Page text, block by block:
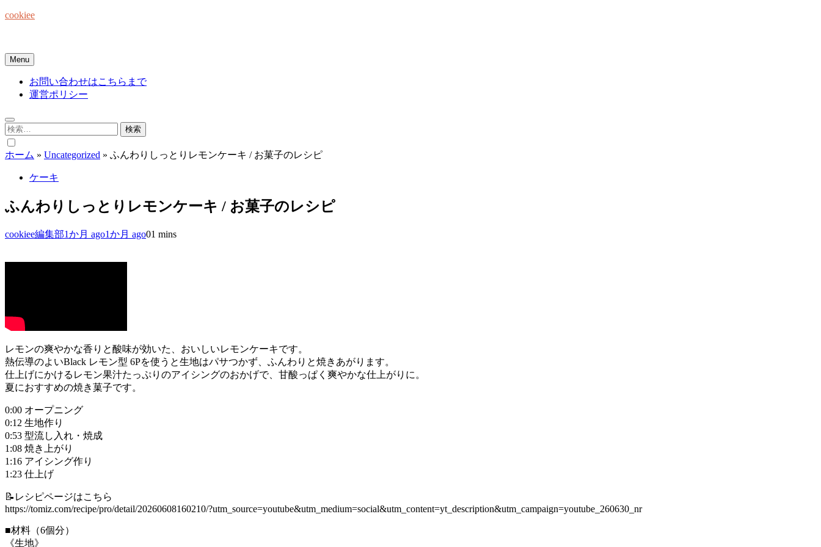
Skip
cookiee
Menu
お問い合わせはこちらまで
運営ポリシー
検
索:
ホーム » Uncategorized » ふんわりしっとりレモンケーキ / お菓子のレシピ
ケーキ
ふんわりしっとりレモンケーキ / お菓子のレシピ
cookiee編集部1か月 ago1か月 ago01 mins
レモンの爽やかな香りと酸味が効いた、おいしいレモンケーキです。
熱伝導のよいBlack レモン型 6Pを使うと生地はパサつかず、ふんわりと焼きあがります。
仕上げにかけるレモン果汁たっぷりのアイシングのおかげで、甘酸っぱく爽やかな仕上がりに。
夏におすすめの焼き菓子です。
0:00 オープニング
0:12 生地作り
0:53 型流し入れ・焼成
1:08 焼き上がり
1:16 アイシング作り
1:23 仕上げ
📝レシピページはこちら
https://tomiz.com/recipe/pro/detail/20260608160210/?utm_source=youtube&utm_medium=social&utm_content=yt_description&utm_campaign=youtube_260630_nr
■材料（6個分）
《生地》